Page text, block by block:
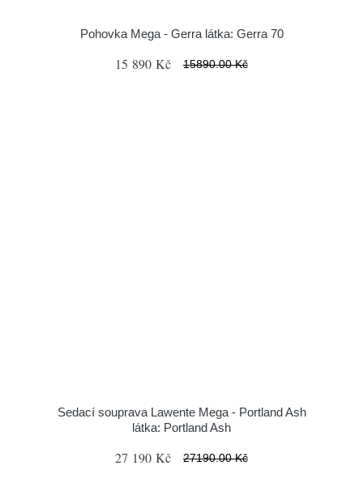
Pohovka Mega - Gerra látka: Gerra 70
15 890 Kč 15890.00 Kč
Sedací souprava Lawente Mega - Portland Ash
látka: Portland Ash
27 190 Kč 27190.00 Kč